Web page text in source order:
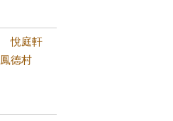
悅庭軒
鳳德村